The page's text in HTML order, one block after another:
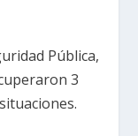
Pública,
3